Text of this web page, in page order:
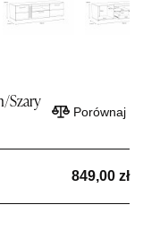
Szary
Porównaj
849,00 zł